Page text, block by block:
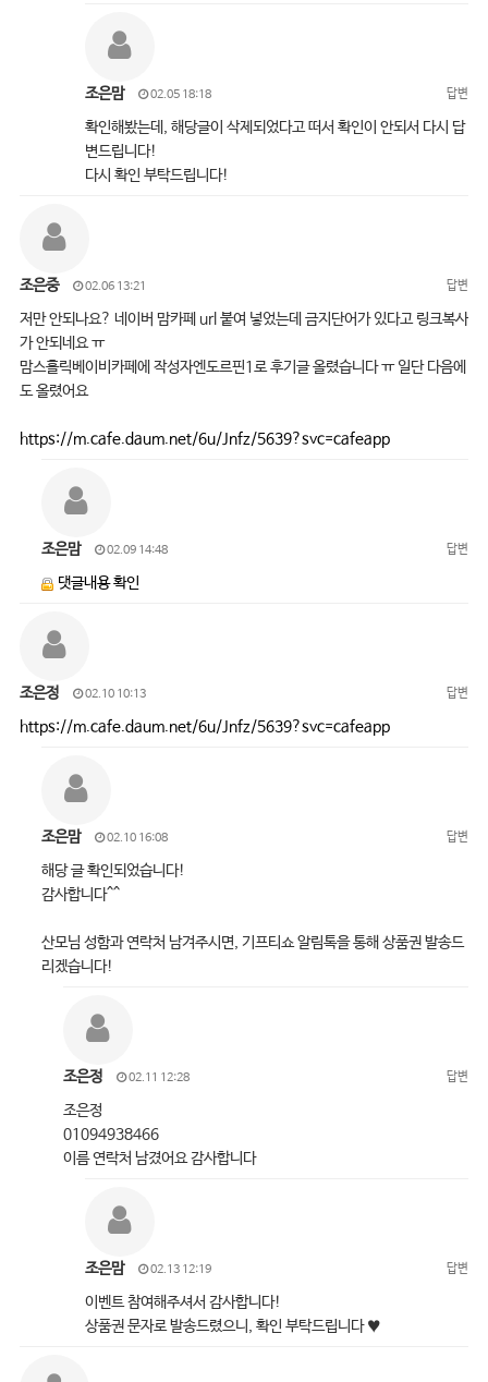
조은맘 02.05 18:18 답변
확인해봤는데, 해당글이 삭제되었다고 떠서 확인이 안되서 다시 답
변드립니다!
다시 확인 부탁드립니다!
조은중 02.06 13:21 답변
저만 안되나요? 네이버 맘카페 url 붙여 넣었는데 금지단어가 있다고 링크복사
가 안되네요 ㅠ
맘스홀릭베이비카페에 작성자엔도르핀1로 후기글 올렸습니다 ㅠ 일단 다음에
도 올렸어요
https://m.cafe.daum.net/6u/Jnfz/5639?svc=cafeapp
조은맘 02.09 14:48 답변
댓글내용 확인
조은정 02.10 10:13 답변
https://m.cafe.daum.net/6u/Jnfz/5639?svc=cafeapp
조은맘 02.10 16:08 답변
해당 글 확인되었습니다!
감사합니다^^
산모님 성함과 연락처 남겨주시면, 기프티쇼 알림톡을 통해 상품권 발송드
리겠습니다!
조은정 02.11 12:28 답변
조은정
01094938466
이름 연락처 남겼어요 감사합니다
조은맘 02.13 12:19 답변
이벤트 참여해주셔서 감사합니다!
상품권 문자로 발송드렸으니, 확인 부탁드립니다 ♥